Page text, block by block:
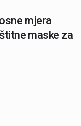
mjera
maske za